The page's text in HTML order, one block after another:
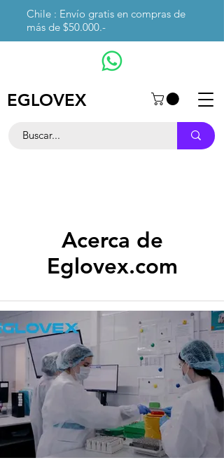
Chile : Envío gratis en compras de
más de $50.000.-
EGLOVEX
Acerca de
Eglovex.com